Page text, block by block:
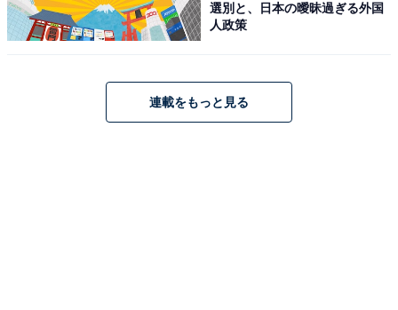
選別と、日本の曖昧過ぎる外国
人政策
連載をもっと見る